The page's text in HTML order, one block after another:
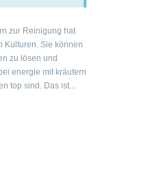
zur Reinigung hat
Kulturen. Sie können
zu lösen und
energie mit kräutern
top sind. Das ist...